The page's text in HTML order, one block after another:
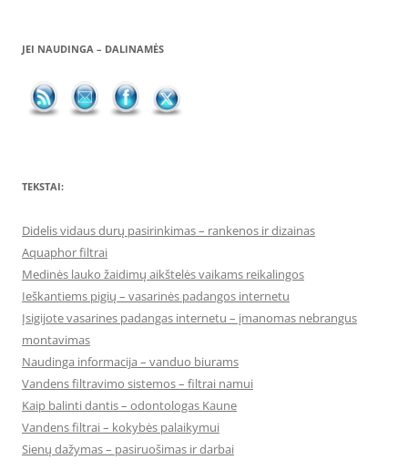
JEI NAUDINGA – DALINAMĖS
TEKSTAI:
Didelis vidaus durų pasirinkimas – rankenos ir dizainas
Aquaphor filtrai
Medinės lauko žaidimų aikštelės vaikams reikalingos
Ieškantiems pigių – vasarinės padangos internetu
Įsigijote vasarines padangas internetu – įmanomas nebrangus
montavimas
Naudinga informacija – vanduo biurams
Vandens filtravimo sistemos – filtrai namui
Kaip balinti dantis – odontologas Kaune
Vandens filtrai – kokybės palaikymui
Sienų dažymas – pasiruošimas ir darbai